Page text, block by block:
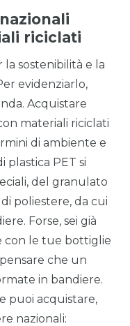
riciclati
la sostenibilità e la
evidenziarlo,
Acquistare
materiali riciclati
di ambiente e
plastica PET si
del granulato
poliestere, da cui
Forse, sei già
con le tue bottiglie
che un
in bandiere.
puoi acquistare,
nazionali: